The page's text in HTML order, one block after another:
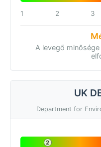
1 2 3
A levegő
UK
Department for
2